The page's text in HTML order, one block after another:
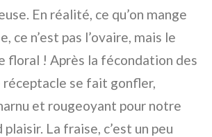
En réalité, ce qu’on mange
ce n’est pas l’ovaire, mais le
floral ! Après la fécondation des
réceptacle se fait gonfler,
et rougeoyant pour notre
plaisir. La fraise, c’est un peu